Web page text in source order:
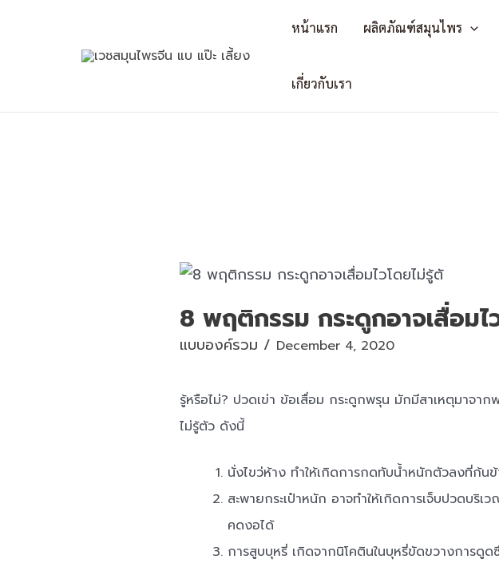
หน้าแรก ผลิตภัณฑ์สมุนไพร
เกี่ยวกับเรา
8 พฤติกรรม กระดูกอาจเสื่อมไ
แบบองค์รวม / December 4, 2020
รู้หรือไม่? ปวดเข่า ข้อเสื่อม กระดูกพรุน มักมีสาเหตุมาจาก
ไม่รู้ตัว ดังนี้
นั่งไขว่ห้าง ทำให้เกิดการกดทับน้ำหนักตัวลงที่ก้น
สะพายกระเป๋าหนัก อาจทำให้เกิดการเจ็บปวดบริ
คดงอได้
การสูบบุหรี่ เกิดจากนิโคตินในบุหรี่ขัดขวางการดูด